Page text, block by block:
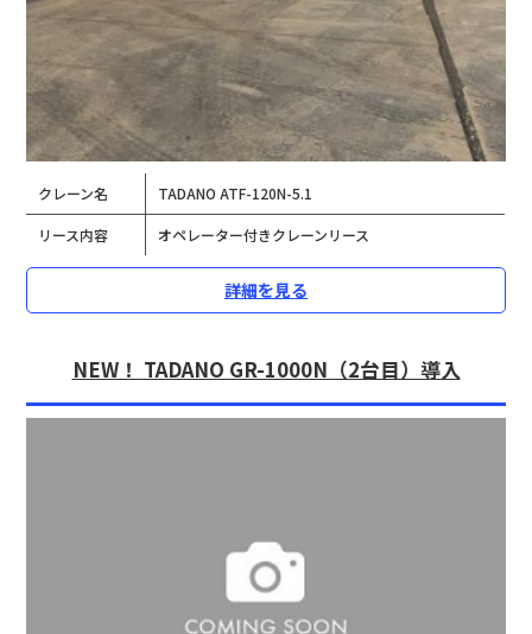
クレーン名 TADANO ATF-120N-5.1
リース内容 オペレーター付きクレーンリース
詳細を見る
NEW！ TADANO GR-1000N（2台目）導入